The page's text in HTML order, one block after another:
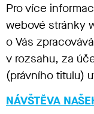
Pro více
webové stránky
o Vás
v rozsahu, za
(právního titulu)
NÁVŠTĚVA